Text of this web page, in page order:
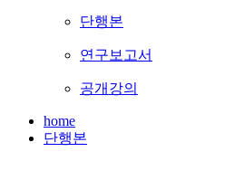
단행본
연구보고서
공개강의
home
단행본